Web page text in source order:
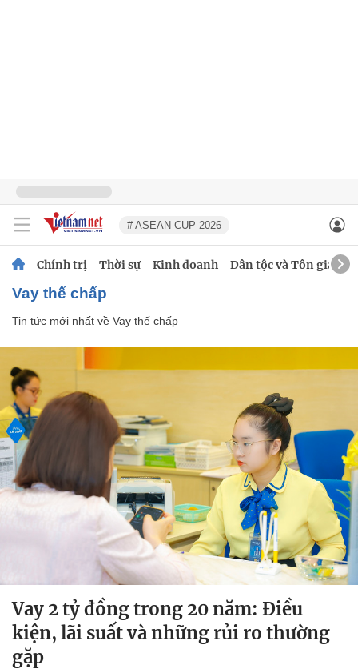
# ASEAN CUP 2026
Chính trị Thời sự Kinh doanh Dân tộc và Tôn giáo
Vay thế chấp
Tin tức mới nhất về Vay thế chấp
Vay 2 tỷ đồng trong 20 năm: Điều
kiện, lãi suất và những rủi ro thường
gặp